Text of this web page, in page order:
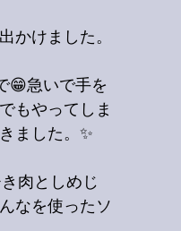
かけました。
😁急いで手を
もやってしま
ました。✨
肉としめじ
なを使ったソ